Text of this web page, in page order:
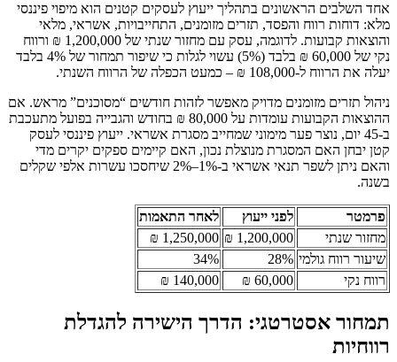
אחד השלבים הראשונים בתהליך ייעוץ לעסקים קטנים הוא מיפוי פיננסי
מלא: דוחות רווח והפסד, תזרים מזומנים, התחייבויות, אשראי, מלאי
והוצאות קבועות. לדוגמה, עסק עם מחזור שנתי של 1,200,000 ₪ ורווח
נקי של 60,000 ₪ בלבד (5%) עשוי לגלות כי שיפור תמחור של 4% בלבד
יעלה את הרווח ל-108,000 ₪ – כמעט הכפלה של הרווח השנתי.
ניהול תזרים מזומנים מדויק מאפשר לזהות חודשים “מסוכנים” מראש. אם
ההוצאות הקבועות עומדות על 80,000 ₪ בחודש והגבייה בפועל מתעכבת
ב-45 יום, נוצר פער מימוני שמחייב מסגרת אשראי. ייעוץ פיננסי לעסק
קטן יבחן האם המסגרת מנוצלת נכון, האם קיימים ספקים יקרים מדי
והאם ניתן לשפר תנאי אשראי ב-1%–2% שיחסכו עשרות אלפי שקלים
בשנה.
פרמטר לפני ייעוץ
לאחר התאמות
מחזור שנתי
1,200,000 ₪
1,250,000 ₪
שיעור רווח גולמי 28%
34%
רווח נקי
60,000 ₪
140,000 ₪
תמחור אסטרטגי: הדרך הישירה להגדלת
רווחיות